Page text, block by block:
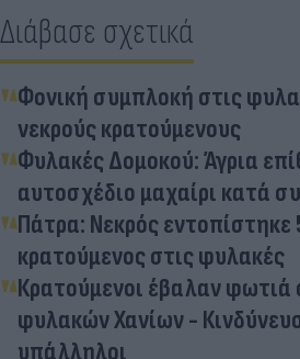
Διάβασε σχετικά
Φονική συμπλοκή στις
νεκρούς κρατούμενους
Φυλακές Δομοκού: Άγρια
αυτοσχέδιο μαχαίρι κατά
Πάτρα: Νεκρός εντοπίστηκε
κρατούμενος στις φυλακές
Κρατούμενοι έβαλαν φωτιά
φυλακών Χανίων -
υπάλληλοι